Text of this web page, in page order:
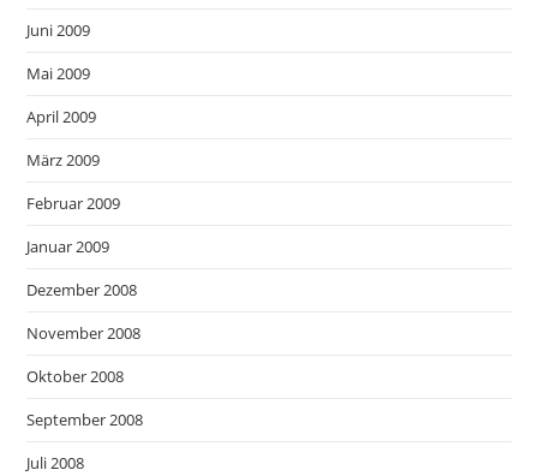
Juni 2009
Mai 2009
April 2009
März 2009
Februar 2009
Januar 2009
Dezember 2008
November 2008
Oktober 2008
September 2008
Juli 2008